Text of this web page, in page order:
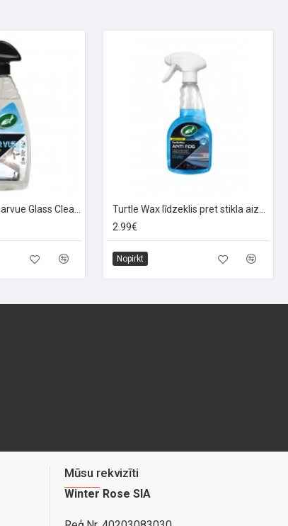
2.99€
Nopirkt
Mūsu rekvizīti
Winter Rose SIA